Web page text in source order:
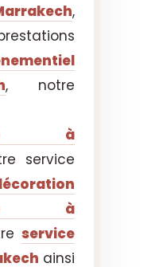
,
, notre
à
service
à
service
ainsi